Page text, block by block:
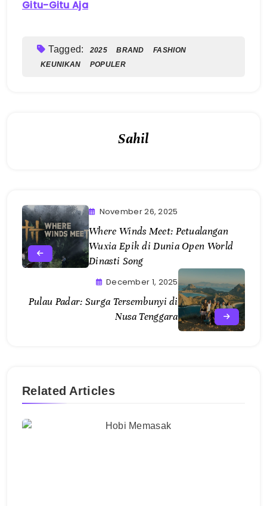
Gitu-Gitu Aja
Tagged: 2025 BRAND
FASHION
KEUNIKAN
POPULER
Sahil
November 26, 2025
Where Winds Meet: Petualangan
Wuxia Epik di Dunia Open World
Dinasti Song
December 1, 2025
Pulau Padar: Surga Tersembunyi di
Nusa Tenggara
Related Articles